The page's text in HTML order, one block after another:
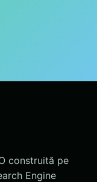
construită pe
Engine